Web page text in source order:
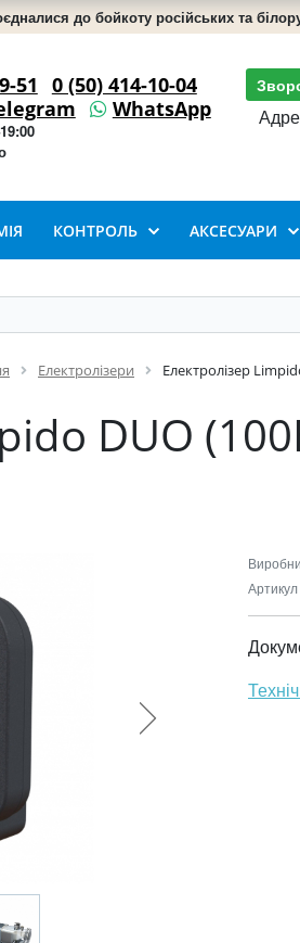
до бойкоту російських та
51
0 (50) 414-10-04
WhatsApp
КОНТРОЛЬ АКСЕСУАРИ
Електролізери Електролізер
DUO
Артикул